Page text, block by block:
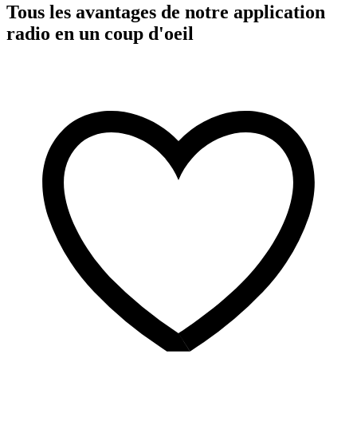
Tous les avantages de notre application
radio en un coup d'oeil